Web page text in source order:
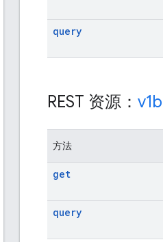
query
REST 资源：
方法
get
query